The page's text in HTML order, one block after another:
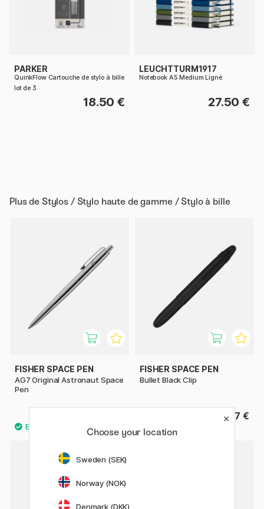
PARKER
QuinkFlow Cartouche de stylo à bille
lot de 3
18.50 €
LEUCHTTURM1917
Notebook A5 Medium Ligné
27.50 €
Plus de Stylos / Stylo haute de gamme / Stylo à bille
FISHER SPACE PEN
AG7 Original Astronaut Space
Pen
FISHER SPACE PEN
Bullet Black Clip
47 €
Choose your location
Sweden (SEK)
Norway (NOK)
Denmark (DKK)